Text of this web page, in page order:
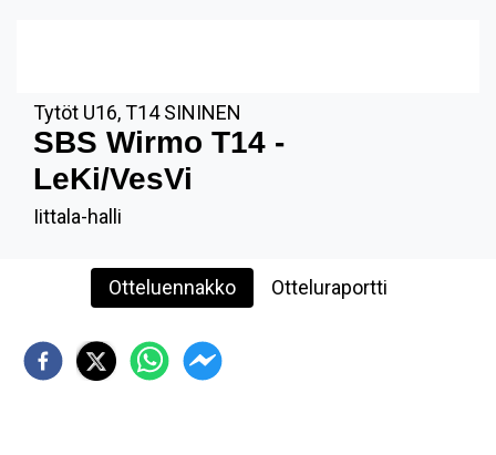
Tytöt U16,T14 SININEN
SBS Wirmo T14 -
LeKi/VesVi
Iittala-halli
Otteluennakko Otteluraportti